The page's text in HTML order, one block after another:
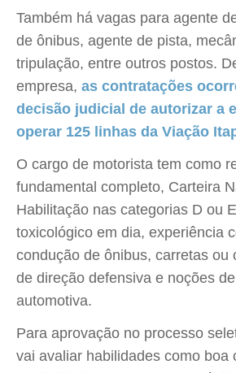
Também há vagas para agente
de ônibus, agente de pista,
tripulação, entre outros postos.
empresa, as contratações
decisão judicial de autorizar a
operar 125 linhas da Viação
O cargo de motorista tem como
fundamental completo, Carteira
Habilitação nas categorias D ou
toxicológico em dia, experiência
condução de ônibus, carretas ou
de direção defensiva e noções
automotiva.
Para aprovação no processo
vai avaliar habilidades como boa